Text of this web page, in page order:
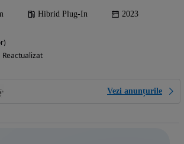
Hibrid Plug-In 2023
Reactualizat
Vezi anunțurile